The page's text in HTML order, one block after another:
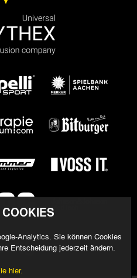
Analytics. Sie können Cookies
Entscheidung jederzeit ändern.
hier.